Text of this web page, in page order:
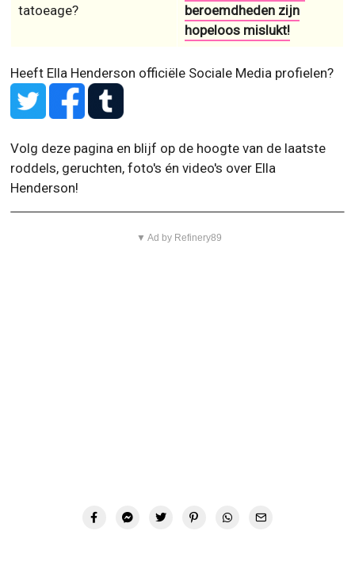
tatoeage?
beroemdheden zijn
hopeloos mislukt!
Heeft Ella Henderson officiële Sociale Media profielen?
Volg deze pagina en blijf op de hoogte van de laatste
roddels, geruchten, foto's én video's over Ella
Henderson!
▼ Ad by Refinery89